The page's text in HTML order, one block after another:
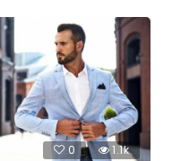
0 1.1k